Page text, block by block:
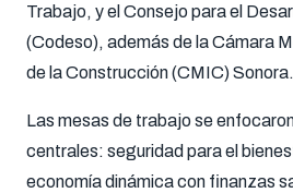
Trabajo, y el Consejo para el
(Codeso), además de la Cámara
de la Construcción (CMIC) Sonora.
Las mesas de trabajo se
centrales: seguridad para el
economía dinámica con finanzas